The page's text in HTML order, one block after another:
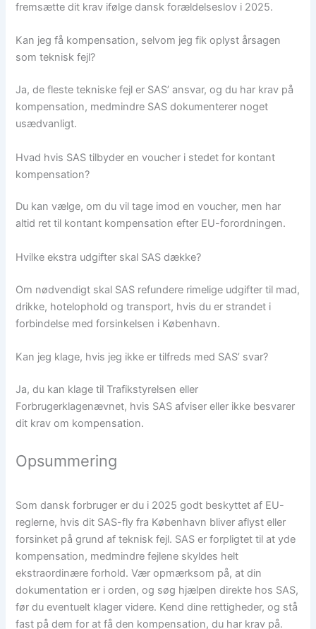
fremsætte dit krav ifølge dansk forældelseslov i 2025.
Kan jeg få kompensation, selvom jeg fik oplyst årsagen
som teknisk fejl?
Ja, de fleste tekniske fejl er SAS’ ansvar, og du har krav på
kompensation, medmindre SAS dokumenterer noget
usædvanligt.
Hvad hvis SAS tilbyder en voucher i stedet for kontant
kompensation?
Du kan vælge, om du vil tage imod en voucher, men har
altid ret til kontant kompensation efter EU-forordningen.
Hvilke ekstra udgifter skal SAS dække?
Om nødvendigt skal SAS refundere rimelige udgifter til mad,
drikke, hotelophold og transport, hvis du er strandet i
forbindelse med forsinkelsen i København.
Kan jeg klage, hvis jeg ikke er tilfreds med SAS’ svar?
Ja, du kan klage til Trafikstyrelsen eller
Forbrugerklagenævnet, hvis SAS afviser eller ikke besvarer
dit krav om kompensation.
Opsummering
Som dansk forbruger er du i 2025 godt beskyttet af EU-
reglerne, hvis dit SAS-fly fra København bliver aflyst eller
forsinket på grund af teknisk fejl. SAS er forpligtet til at yde
kompensation, medmindre fejlene skyldes helt
ekstraordinære forhold. Vær opmærksom på, at din
dokumentation er i orden, og søg hjælpen direkte hos SAS,
før du eventuelt klager videre. Kend dine rettigheder, og stå
fast på dem for at få den kompensation, du har krav på.